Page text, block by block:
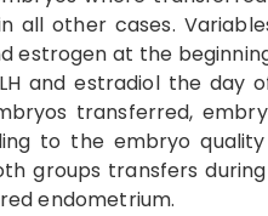
all other cases.
estrogen at the
and estradiol the day
transferred,
to the embryo
groups transfers
endometrium.